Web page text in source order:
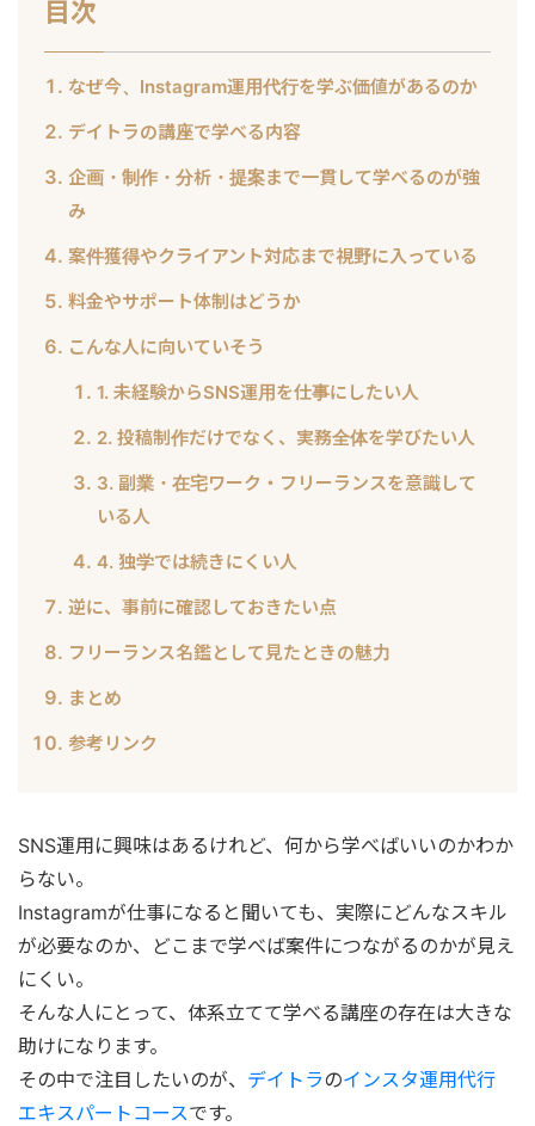
目次
なぜ今、Instagram運用代行を学ぶ価値があるのか
デイトラの講座で学べる内容
企画・制作・分析・提案まで一貫して学べるのが強
み
案件獲得やクライアント対応まで視野に入っている
料金やサポート体制はどうか
こんな人に向いていそう
1. 未経験からSNS運用を仕事にしたい人
2. 投稿制作だけでなく、実務全体を学びたい人
3. 副業・在宅ワーク・フリーランスを意識して
いる人
4. 独学では続きにくい人
逆に、事前に確認しておきたい点
フリーランス名鑑として見たときの魅力
まとめ
参考リンク
SNS運用に興味はあるけれど、何から学べばいいのかわか
らない。
Instagramが仕事になると聞いても、実際にどんなスキル
が必要なのか、どこまで学べば案件につながるのかが見え
にくい。
そんな人にとって、体系立てて学べる講座の存在は大きな
助けになります。
その中で注目したいのが、 デイトラのインスタ運用代行
エキスパートコースです。